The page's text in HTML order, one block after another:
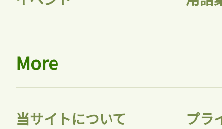
More
当サイトについて プラ